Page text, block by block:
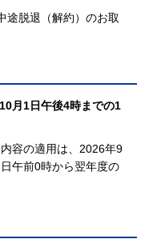
途脱退（解約）のお取
月1日午後4時までの1
容の適用は、2026年9
午前0時から翌年度の